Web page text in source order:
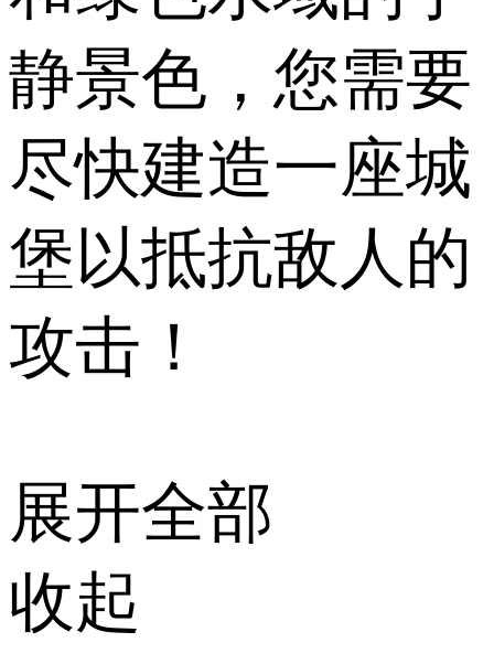
静景色，您需要
尽快建造一座城
堡以抵抗敌人的
攻击！
展开全部
收起